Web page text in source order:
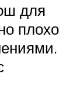
для
плохо